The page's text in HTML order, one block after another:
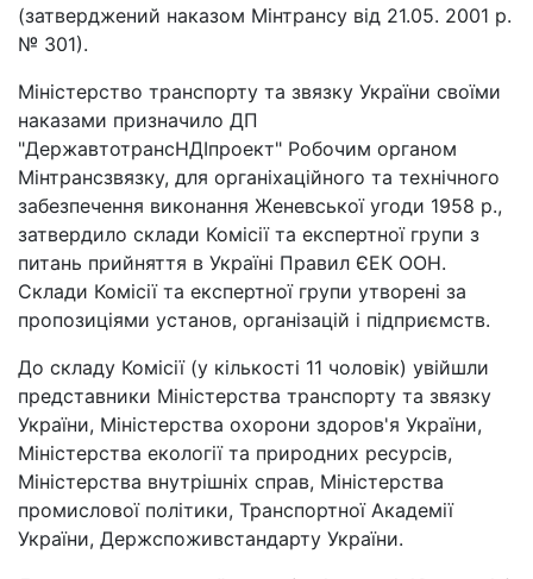
(затверджений наказом Мінтрансу від 21.05. 2001 р.
№ З01).
Міністерство транспорту та звязку України своїми
наказами призначило ДП
"ДержавтотрансНДІпроект" Робочим органом
Мінтрансзвязку, для органіхаційного та технічного
забезпечення виконання Женевської угоди 1958 р.,
затвердило склади Комісії та експертної групи з
питань прийняття в Україні Правил ЄЕК ООН.
Склади Комісії та експертної групи утворені за
пропозиціями установ, організацій і підприємств.
До складу Комісії (у кількості 11 чоловік) увійшли
представники Міністерства транспорту та звязку
України, Міністерства охорони здоров'я України,
Міністерства екології та природних ресурсів,
Міністерства внутрішніх справ, Міністерства
промислової політики, Транспортної Академії
України, Держспоживстандарту України.